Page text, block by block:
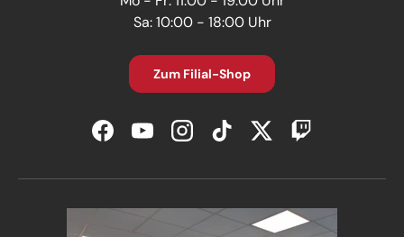
Sa: 10:00 - 18:00 Uhr
Zum Filial-Shop
FacebookYouTubeInstagramTikTokTwitterTwitch